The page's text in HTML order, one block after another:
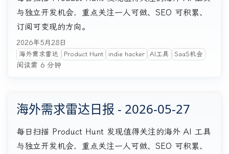
与独立开发机会，重点关注一人可做、SEO 可积累、
订阅可变现的方向。
2026年5月28日
海外需求雷达 Product Hunt indie hacker AI工具 SaaS机会
阅读需 6 分钟
海外需求雷达日报 - 2026-05-27
每日扫描 Product Hunt 发现值得关注的海外 AI 工具
与独立开发机会，重点关注一人可做、SEO 可积累、